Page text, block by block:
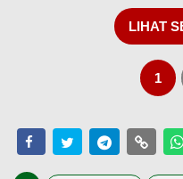
LIHAT
1